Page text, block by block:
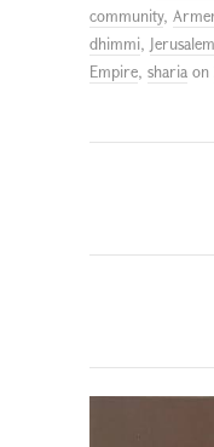
community,
dhimmi, Jerusalem
Empire, sharia on